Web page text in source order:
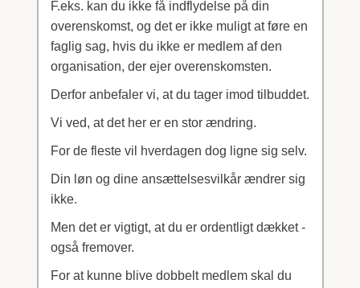
F.eks. kan du ikke få indflydelse på din
overenskomst, og det er ikke muligt at føre en
faglig sag, hvis du ikke er medlem af den
organisation, der ejer overenskomsten.
Derfor anbefaler vi, at du tager imod tilbuddet.
Vi ved, at det her er en stor ændring.
For de fleste vil hverdagen dog ligne sig selv.
Din løn og dine ansættelsesvilkår ændrer sig
ikke.
Men det er vigtigt, at du er ordentligt dækket -
også fremover.
For at kunne blive dobbelt medlem skal du